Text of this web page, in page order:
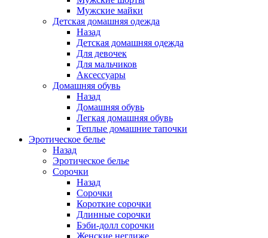
Мужские майки
Детская домашняя одежда
Назад
Детская домашняя одежда
Для девочек
Для мальчиков
Аксессуары
Домашняя обувь
Назад
Домашняя обувь
Легкая домашняя обувь
Теплые домашние тапочки
Эротическое белье
Назад
Эротическое белье
Сорочки
Назад
Сорочки
Короткие сорочки
Длинные сорочки
Бэби-долл сорочки
Женские неглиже